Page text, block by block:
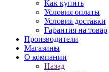
Как купить
Условия оплаты
Условия доставки
Гарантия на товар
Производители
Магазины
О компании
Назад